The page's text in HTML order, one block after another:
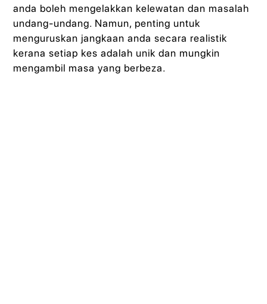
anda boleh mengelakkan kelewatan dan masalah
undang-undang. Namun, penting untuk
menguruskan jangkaan anda secara realistik
kerana setiap kes adalah unik dan mungkin
mengambil masa yang berbeza.